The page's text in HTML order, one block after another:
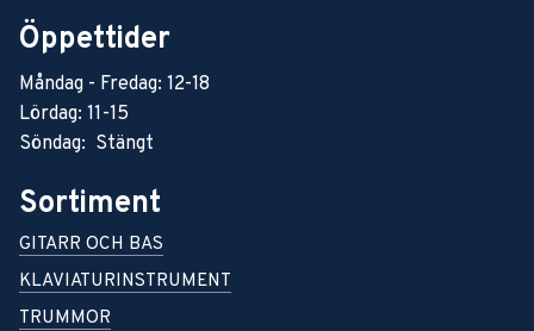
Öppettider
Måndag - Fredag: 12-18
Lördag: 11-15
Söndag: Stängt
Sortiment
GITARR OCH BAS
KLAVIATURINSTRUMENT
TRUMMOR